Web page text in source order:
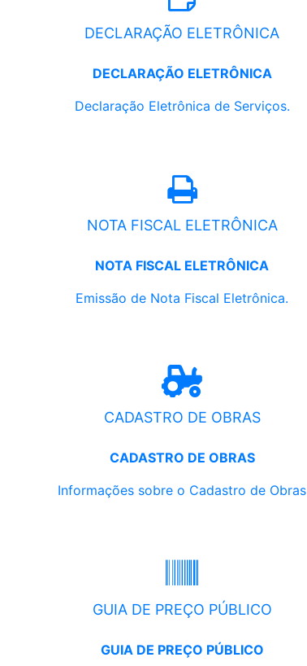
DECLARAÇÃO ELETRÔNICA
DECLARAÇÃO ELETRÔNICA
Declaração Eletrônica de Serviços.
NOTA FISCAL ELETRÔNICA
NOTA FISCAL ELETRÔNICA
Emissão de Nota Fiscal Eletrônica.
CADASTRO DE OBRAS
CADASTRO DE OBRAS
Informações sobre o Cadastro de Obras
GUIA DE PREÇO PÚBLICO
GUIA DE PREÇO PÚBLICO